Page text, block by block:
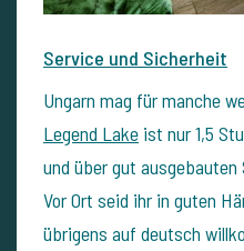
Service und Sicherheit
Ungarn mag für manche
Legend Lake ist nur 1,5
und über gut
Vor Ort seid ihr in guten
übrigens auf deutsch